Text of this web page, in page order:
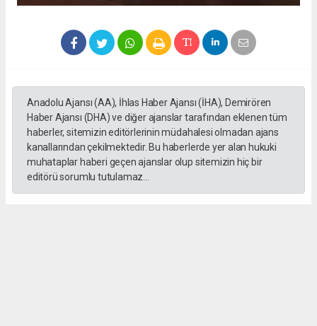
Anadolu Ajansı (AA), İhlas Haber Ajansı (İHA), Demirören
Haber Ajansı (DHA) ve diğer ajanslar tarafından eklenen tüm
haberler, sitemizin editörlerinin müdahalesi olmadan ajans
kanallarından çekilmektedir. Bu haberlerde yer alan hukuki
muhataplar haberi geçen ajanslar olup sitemizin hiç bir
editörü sorumlu tutulamaz...